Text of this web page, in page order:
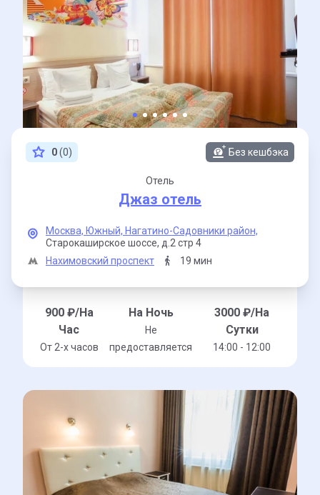
0(0) Без кешбэка
Отель
Джаз отель
Москва, Южный, Нагатино-Садовники район,
Старокаширское шоссе, д.2 стр 4
Нахимовский проспект
19 мин
900₽/На
Час
От 2-x часов
На Ночь
Не
предоставляется
3000 ₽/На
Сутки
14:00 - 12:00